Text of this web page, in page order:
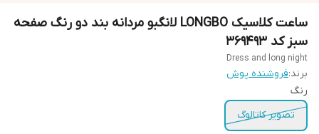
ساعت کلاسیک LONGBO لانگبو مردانه بند دو رنگ صفحه
سبز کد 369493
Dress and long night
برند:فروشنده پوش
رنگ
تصویر کاتالوگ